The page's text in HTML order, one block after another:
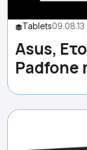
Tablets09.08.13
Asus,
Padfone